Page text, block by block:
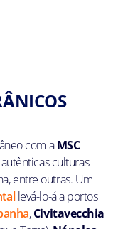
com aMSC
culturas
entre outras. Um
levá-lo-á a portos
,Civitavecchia